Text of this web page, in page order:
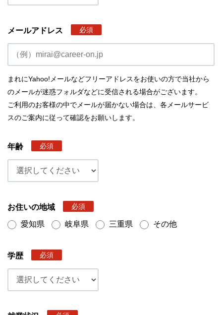
メールアドレス 必須
まれにYahoo!メールなどフリーアドレスをお使いの方で当社から
のメールが迷惑フォルダなどに受信される場合がございます。
ご利用のお客様の中でメールが届かない場合は、各メールサービ
スのご案内に従って確認をお願いします。
年齢 必須
お住いの地域 必須
愛知県 岐阜県 三重県 その他
学歴 必須